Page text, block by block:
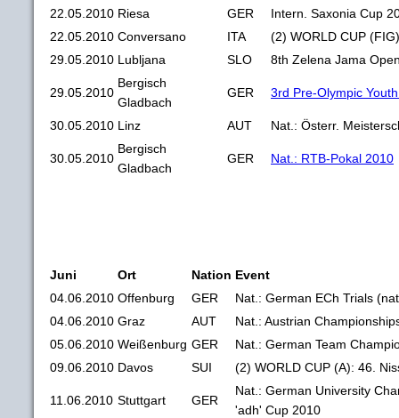
22.05.2010 Riesa GER
Intern. Saxonia Cup
22.05.2010 Conversano ITA
(2) WORLD CUP
29.05.2010 Lubljana SLO 8th Zelena Jama
29.05.2010
Bergisch
Gladbach
GER 3rd Pre-Olympic
30.05.2010 Linz AUT Nat.: Österr.
30.05.2010
Bergisch
Gladbach
GER Nat.: RTB-Pokal 2010
Juni Ort Nation Event
04.06.2010 Offenburg GER
Nat.: German ECh Trials
04.06.2010 Graz AUT
Nat.: Austrian
05.06.2010 Weißenburg GER
Nat.: German Team
09.06.2010 Davos SUI (2) WORLD CUP (A): 46.
11.06.2010 Stuttgart GER
Nat.: German University
'adh' Cup 2010